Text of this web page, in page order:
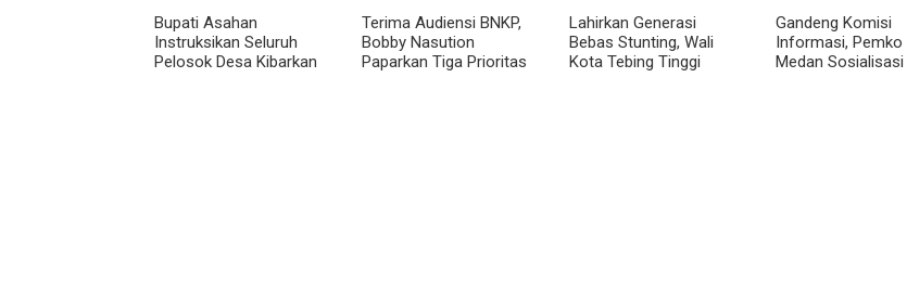
Bupati Asahan
Instruksikan Seluruh
Pelosok Desa Kibarkan
Terima Audiensi BNKP,
Bobby Nasution
Paparkan Tiga Prioritas
Lahirkan Generasi
Bebas Stunting, Wali
Kota Tebing Tinggi
Gandeng Komisi
Informasi, Pemko
Medan Sosialisasi